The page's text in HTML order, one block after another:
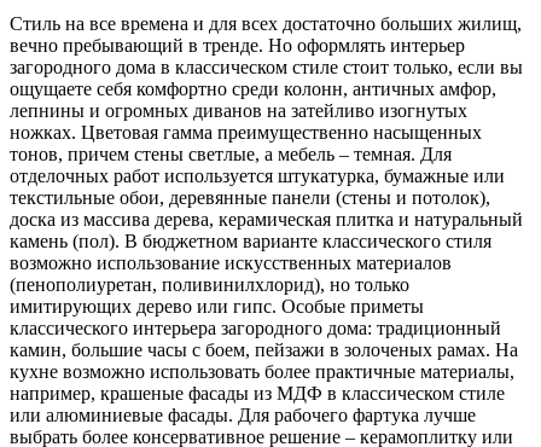
Стиль на все времена и для всех достаточно больших жилищ,
вечно пребывающий в тренде. Но оформлять интерьер
загородного дома в классическом стиле стоит только, если вы
ощущаете себя комфортно среди колонн, античных амфор,
лепнины и огромных диванов на затейливо изогнутых
ножках. Цветовая гамма преимущественно насыщенных
тонов, причем стены светлые, а мебель – темная. Для
отделочных работ используется штукатурка, бумажные или
текстильные обои, деревянные панели (стены и потолок),
доска из массива дерева, керамическая плитка и натуральный
камень (пол). В бюджетном варианте классического стиля
возможно использование искусственных материалов
(пенополиуретан, поливинилхлорид), но только
имитирующих дерево или гипс. Особые приметы
классического интерьера загородного дома: традиционный
камин, большие часы с боем, пейзажи в золоченых рамах. На
кухне возможно использовать более практичные материалы,
например, крашеные фасады из МДФ в классическом стиле
или алюминиевые фасады. Для рабочего фартука лучше
выбрать более консервативное решение – керамоплитку или